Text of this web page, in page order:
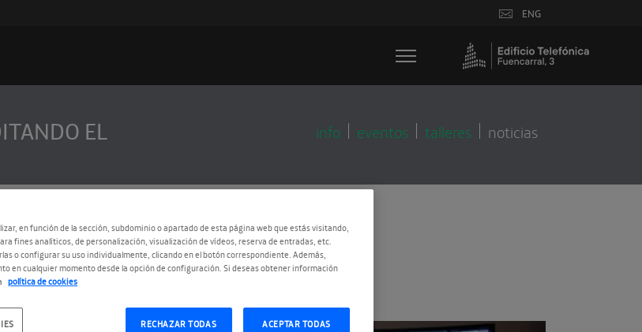
ENG
EL info eventos talleres noticias
creatividad
en función de la sección, subdominio o apartado de esta página web que estás visitando,
fines analíticos, de personalización, visualización de vídeos, reserva de entradas, etc.
o configurar su uso individualmente, clicando en el botón correspondiente. Además,
en cualquier momento desde la opción de configuración. Si deseas obtener información
política de cookies
RECHAZAR TODAS ACEPTAR TODAS